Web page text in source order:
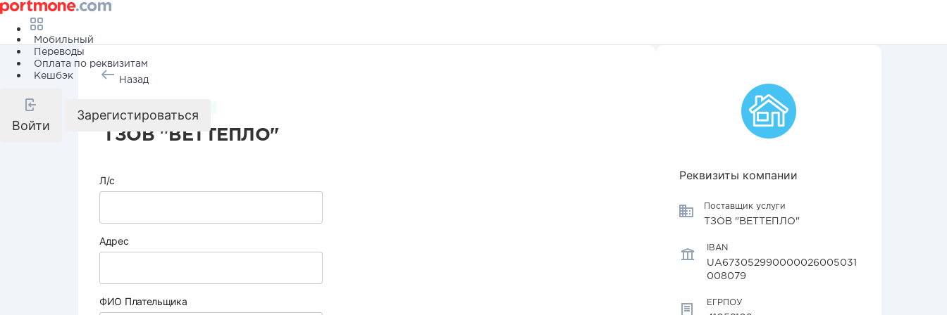
Мобильный
Переводы
Оплата по реквизитам
Кешбэк
Войти
Зарегистироваться
Назад
ТЗОВ "ВЕТТЕПЛО"
Л/с
Адрес
ФИО Плательщика
Реквизиты компании
Поставщик услуги
ТЗОВ "ВЕТТЕПЛО"
IBAN
UA673052990000026005031
008079
ЕГРПОУ